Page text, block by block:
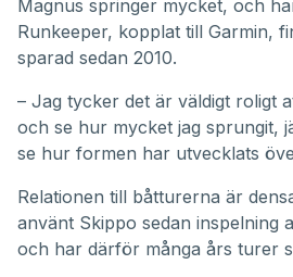
Magnus springer mycket, och
Runkeeper, kopplat till Garmin,
sparad sedan 2010.
– Jag tycker det är väldigt roligt
och se hur mycket jag sprungit,
se hur formen har utvecklats
Relationen till båtturerna är
använt Skippo sedan inspelning
och har därför många års turer